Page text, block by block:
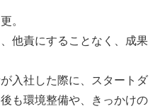
。
他責にすることなく、成果
入社した際に、スタートダ
も環境整備や、きっかけの